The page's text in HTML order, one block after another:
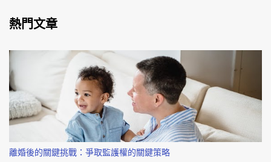
熱門文章
離婚後的關鍵挑戰：爭取監護權的關鍵策略